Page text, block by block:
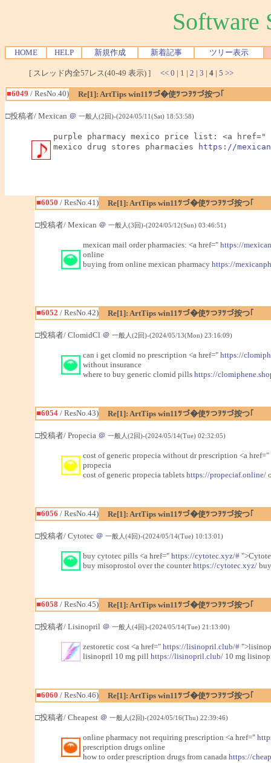
Software
HOME HELP 新規作成 新着記事 ツリー表示
[ スレッド内全57レス(40-49 表示) ] << 0 | 1 | 2 | 3 | 4 | 5 >>
■6049 / ResNo.40) Re[1]: ArtTips win11ﾂづ�使ﾂつｦﾂづ按つ｢
□投稿者/ Mexican ＠ 一般人(2回)-(2024/05/11(Sat) 18:53:58)
purple pharmacy mexico price list: <a href="
mexico drug stores pharmacies
https://
■6050 / ResNo.41) Re[1]: ArtTips win11ﾂづ�使ﾂつｦﾂづ按つ｢
□投稿者/ Mexican ＠ 一般人(3回)-(2024/05/12(Sun) 03:46:51)
mexican mail order pharmacies: <a href=" https://
online
buying from online mexican pharmacy https://
■6052 / ResNo.42) Re[1]: ArtTips win11ﾂづ�使ﾂつｦﾂづ按つ｢
□投稿者/ ClomidCl ＠ 一般人(2回)-(2024/05/13(Mon) 23:16:09)
can i get clomid no prescription <a href=" https://
without insurance
where to buy generic clomid pills https://
■6054/ ResNo.43) Re[1]: ArtTips win11ﾂづ�使ﾂつｦﾂづ按つ｢
□投稿者/ Propecia ＠ 一般人(2回)-(2024/05/14(Tue) 02:32:05)
cost of generic propecia without dr prescription <a href="
propecia
cost of generic propecia tablets https://propeciaf.online/
■6056 / ResNo.44) Re[1]: ArtTips win11ﾂづ�使ﾂつｦﾂづ按つ｢
□投稿者/ Cytotec ＠ 一般人(4回)-(2024/05/14(Tue) 10:13:01)
buy cytotec pills <a href=" https://cytotec.xyz/#
buy misoprostol over the counterhttps://cytotec.xyz/
■6058 / ResNo.45) Re[1]: ArtTips win11ﾂづ�使ﾂつｦﾂづ按つ｢
□投稿者/ Lisinopril ＠ 一般人(4回)-(2024/05/14(Tue) 21:13:00)
zestoretic cost <a href=" https://lisinopril.club/#
lisinopril 10 mg pill https://lisinopril.club/10 mg
■6060 / ResNo.46) Re[1]: ArtTips win11ﾂづ�使ﾂつｦﾂづ按つ｢
□投稿者/ Cheapest ＠ 一般人(2回)-(2024/05/16(Thu) 22:39:46)
online pharmacy not requiring prescription <a href="
prescription drugs online
how to order prescription drugs from canada https://